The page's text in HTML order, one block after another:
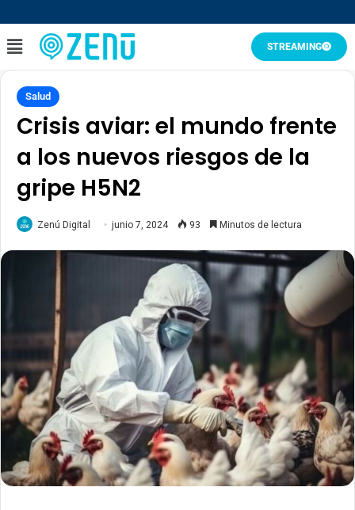
STREAMING
Salud
Crisis aviar: el mundo frente
a los nuevos riesgos de la
gripe H5N2
Zenú Digital junio 7, 2024 93 Minutos de lectura